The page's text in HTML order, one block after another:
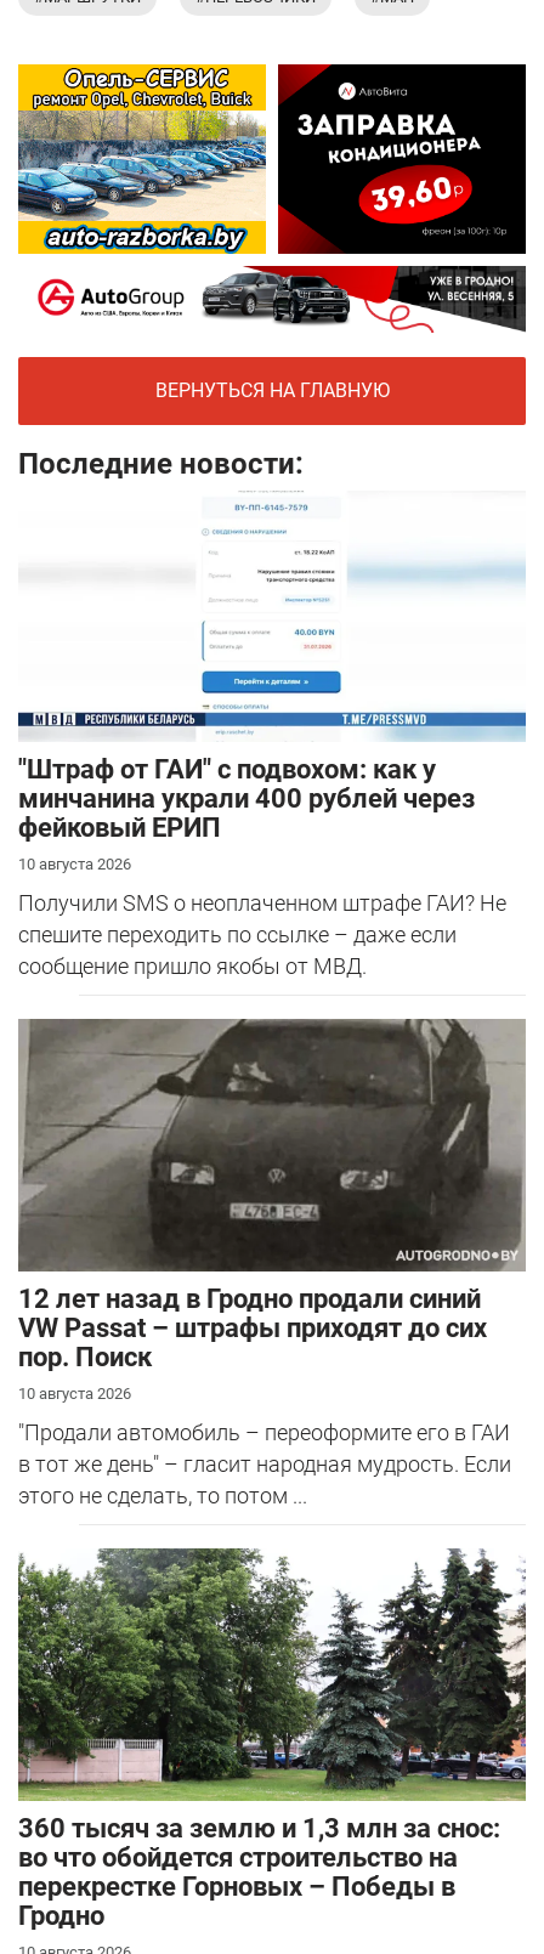
ВЕРНУТЬСЯ НА ГЛАВНУЮ
Последние новости:
"Штраф от ГАИ" с подвохом: как у
минчанина украли 400 рублей через
фейковый ЕРИП
10 августа 2026
Получили SMS о неоплаченном штрафе ГАИ? Не
спешите переходить по ссылке – даже если
сообщение пришло якобы от МВД.
12 лет назад в Гродно продали синий
VW Passat – штрафы приходят до сих
пор. Поиск
10 августа 2026
"Продали автомобиль – переоформите его в ГАИ
в тот же день" – гласит народная мудрость. Если
этого не сделать, то потом ...
360 тысяч за землю и 1,3 млн за снос:
во что обойдется строительство на
перекрестке Горновых – Победы в
Гродно